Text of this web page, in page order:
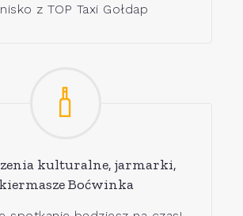
z TOP Taxi Gołdap
kulturalne, jarmarki,
kiermasze Boćwinka